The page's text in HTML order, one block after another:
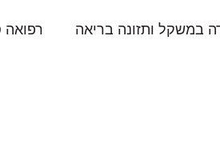
במשקל ותזונה בריאה רפואה